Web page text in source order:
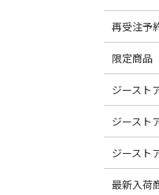
再受注予
限定商品
ジースト
ジースト
ジースト
最新入荷